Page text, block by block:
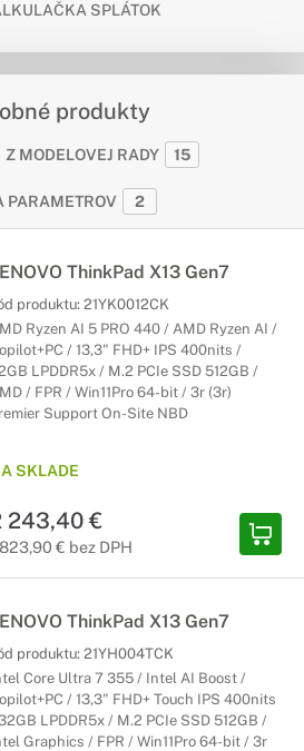
SPLÁTOK
produkty
Z MODELOVEJ RADY 15
PARAMETROV 2
ThinkPad X13 Gen7
produktu: 21YK0012CK
Ryzen AI 5 PRO 440 / AMD Ryzen AI /
/ 13,3" FHD+ IPS 400nits /
LPDDR5x / M.2 PCIe SSD 512GB /
/ FPR / Win11Pro 64-bit / 3r (3r)
Support On-Site NBD
SKLADE
243,40 €
€ bez DPH
ThinkPad X13 Gen7
produktu: 21YH004TCK
Core Ultra 7 355 / Intel AI Boost /
/ 13,3" FHD+ Touch IPS 400nits
LPDDR5x / M.2 PCIe SSD 512GB /
Graphics / FPR / Win11Pro 64-bit / 3r